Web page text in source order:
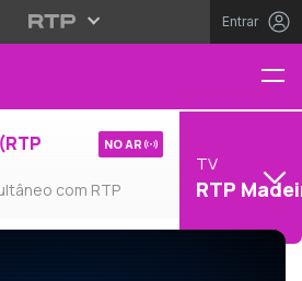
Entrar
com RTP
NO AR
TV
RTP